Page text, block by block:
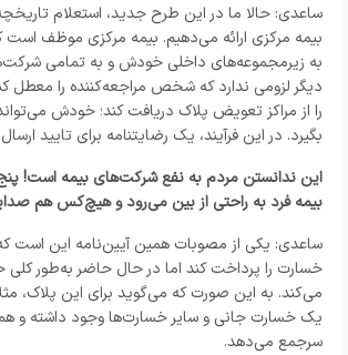
ساعدی: حالا ما در این طرح جدید، استعلام
بیمه مرکزی ارائه می‌دهیم. بیمه مرکزی موظف است
به زیرمجموعه‌های داخلی خودش و به تمامی
دیگر لزومی ندارد که شخص مراجعه‌کننده را معطل
را از مراکز تعویض پلاک دریافت کند؛ خودش
بگیرد. در این فرآیند، یک رضایتنامه برای تایید
بیمه فرد به راحتی از بین می‌رود و هیچ‌کس هم
ساعدی: یکی از مصوبات همین آیین‌نامه این است
خسارت را پرداخت کند اما در حال حاضر به‌طور کلی
می‌کند. به این صورت که می‌گوید برای این پلاک،
یک خسارت جانی و سایر خسارت‌ها وجود داشته و
سرجمع می‌دهد.